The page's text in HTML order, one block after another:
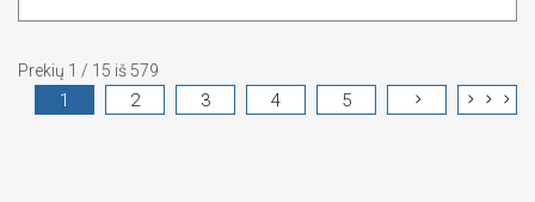
Prekių 1 / 15 iš 579
1 2 3 4 5